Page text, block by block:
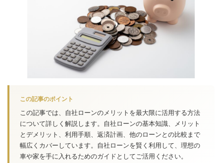
この記事のポイント
この記事では、自社ローンのメリットを最大限に活用する方法
について詳しく解説します。自社ローンの基本知識、メリット
とデメリット、利用手順、返済計画、他のローンとの比較まで
幅広くカバーしています。自社ローンを賢く利用して、理想の
車や家を手に入れるためのガイドとしてご活用ください。